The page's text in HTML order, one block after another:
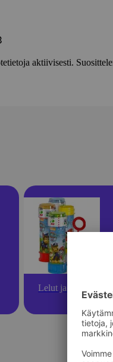
aktiivisesti.
Lelut ja pelit